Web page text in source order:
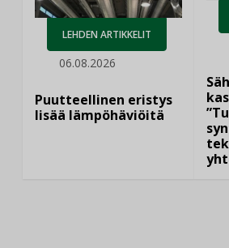
LEHDEN ARTIKKELIT
06.08.2026
Puutteellinen eristys
lisää lämpöhäviöitä